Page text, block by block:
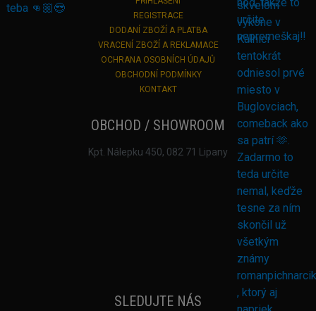
REGISTRACE
DODANÍ ZBOŽÍ A PLATBA
VRACENÍ ZBOŽÍ A REKLAMACE
OCHRANA OSOBNÍCH ÚDAJŮ
OBCHODNÍ PODMÍNKY
KONTAKT
OBCHOD / SHOWROOM
Kpt. Nálepku 450, 082 71 Lipany
SLEDUJTE NÁS